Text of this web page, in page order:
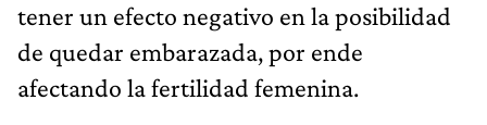
tener un efecto negativo en la posibilidad
de quedar embarazada, por ende
afectando la fertilidad femenina.